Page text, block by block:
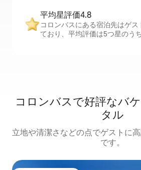
平均星評価4.8
コロンバスにある宿泊先はゲ
ており、平均評価は5つ星のう
コロンバスで好評なバ
タル
立地や清潔さなどの点でゲストに
です。